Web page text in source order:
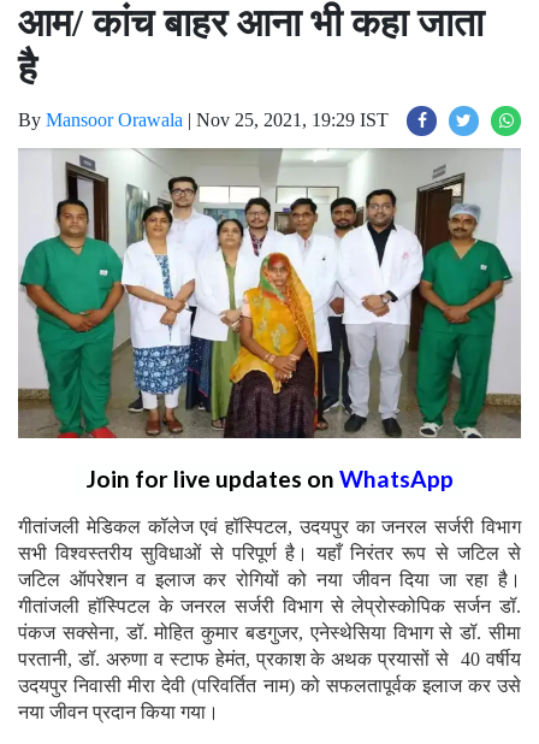
आम/ कांच बाहर आना भी कहा जाता
है
By Mansoor Orawala | Nov 25, 2021, 19:29 IST
Join for live updates on WhatsApp
गीतांजली मेडिकल कॉलेज एवं हॉस्पिटल, उदयपुर का जनरल सर्जरी विभाग
सभी विश्वस्तरीय सुविधाओं से परिपूर्ण है। यहाँ निरंतर रूप से जटिल से
जटिल ऑपरेशन व इलाज कर रोगियों को नया जीवन दिया जा रहा है।
गीतांजली हॉस्पिटल के जनरल सर्जरी विभाग से लेप्रोस्कोपिक सर्जन डॉ.
पंकज सक्सेना, डॉ. मोहित कुमार बडगुजर, एनेस्थेसिया विभाग से डॉ. सीमा
परतानी, डॉ. अरुणा व स्टाफ हेमंत, प्रकाश के अथक प्रयासों से 40 वर्षीय
उदयपुर निवासी मीरा देवी (परिवर्तित नाम) को सफलतापूर्वक इलाज कर उसे
नया जीवन प्रदान किया गया।